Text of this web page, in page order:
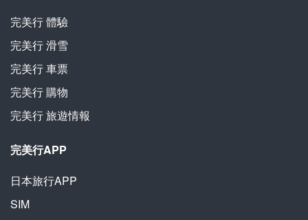
完美行體驗
完美行滑雪
完美行車票
完美行購物
完美行旅遊情報
完美行APP
日本旅行APP
SIM